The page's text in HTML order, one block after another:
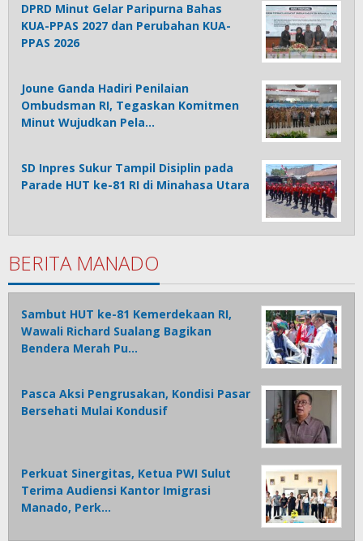
DPRD Minut Gelar Paripurna Bahas
KUA-PPAS 2027 dan Perubahan KUA-
PPAS 2026
Joune Ganda Hadiri Penilaian
Ombudsman RI, Tegaskan Komitmen
Minut Wujudkan Pela…
SD Inpres Sukur Tampil Disiplin pada
Parade HUT ke-81 RI di Minahasa Utara
BERITA MANADO
Sambut HUT ke-81 Kemerdekaan RI,
Wawali Richard Sualang Bagikan
Bendera Merah Pu…
Pasca Aksi Pengrusakan, Kondisi Pasar
Bersehati Mulai Kondusif
Perkuat Sinergitas, Ketua PWI Sulut
Terima Audiensi Kantor Imigrasi
Manado, Perk…